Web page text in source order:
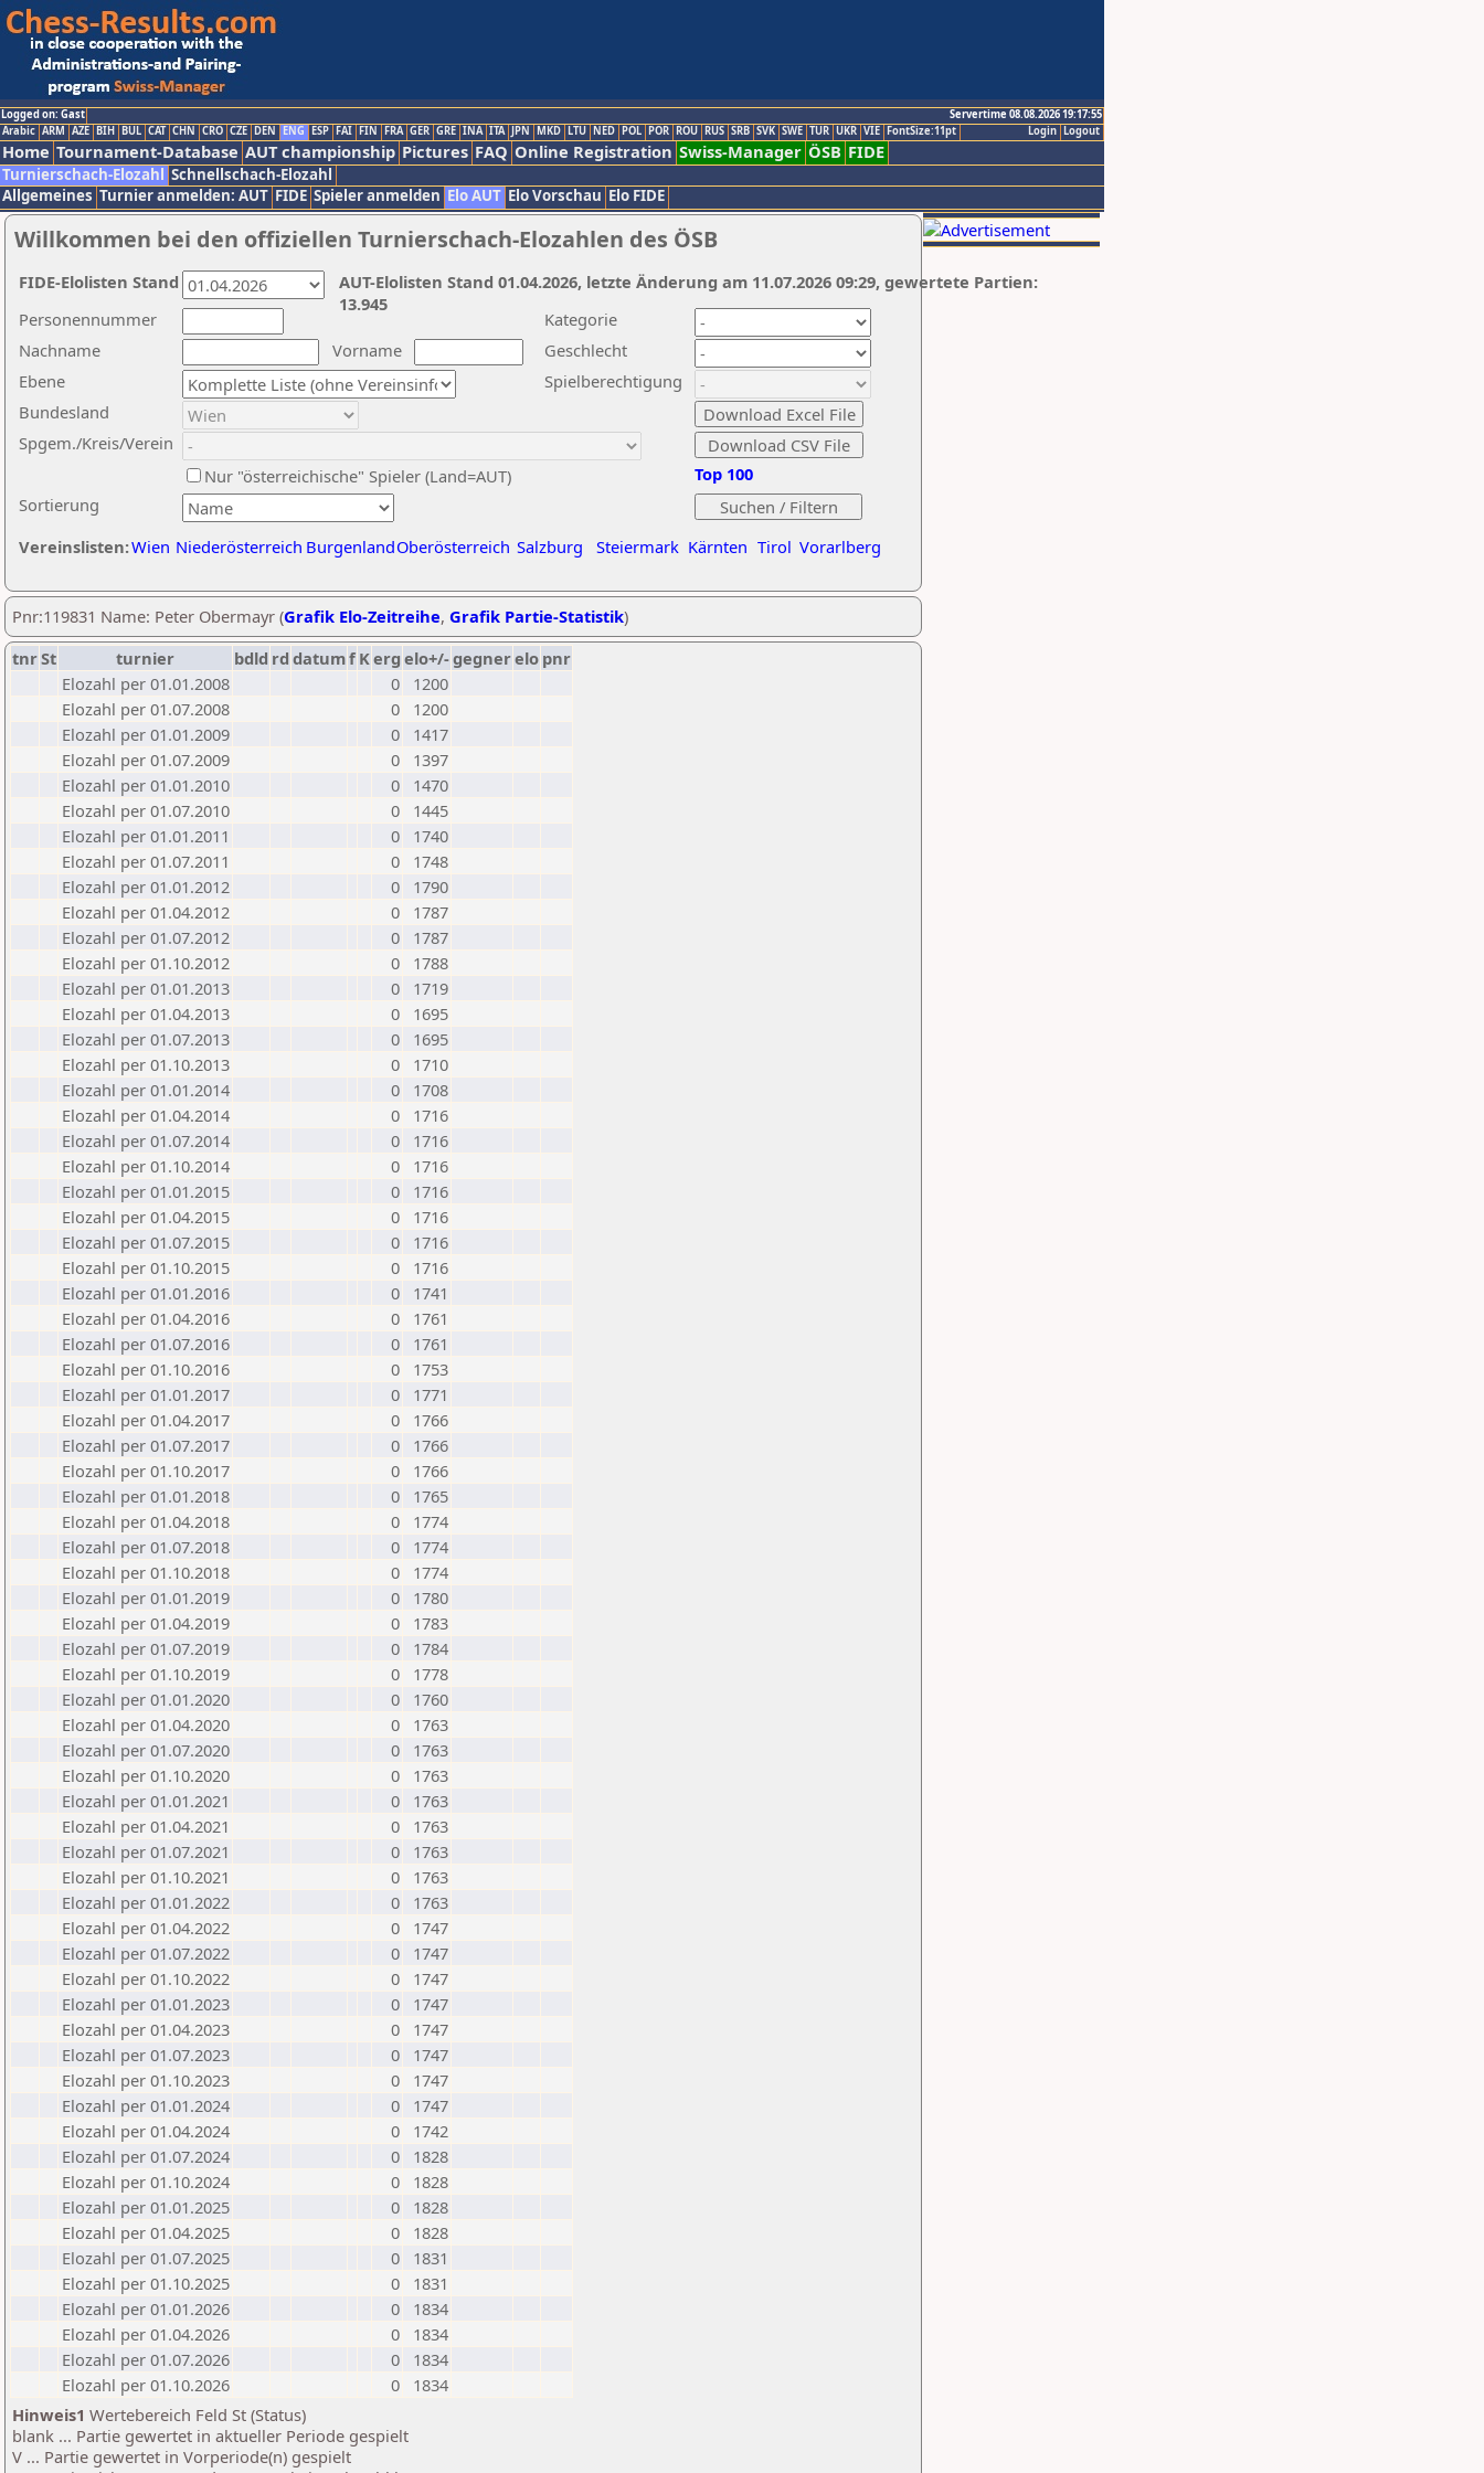
Logged on: Gast
Servertime 08.08.2026 19:17:55
Logout
Login
Arabic ARM AZE BIH BUL CAT CHN CRO CZE DEN ENG ESP FAI FIN FRA GER GRE INA ITA JPN MKD LTU NED POL POR ROU RUS SRB SVK SWE TUR UKR VIE FontSize:11pt
Home Tournament-Database AUT championship Pictures FAQ Online Registration Swiss-Manager ÖSB FIDE
Turnierschach-Elozahl Schnellschach-Elozahl
Allgemeines Turnier anmelden: AUT FIDE Spieler anmelden Elo AUT Elo Vorschau Elo FIDE
Willkommen bei den offiziellen Turnierschach-Elozahlen des ÖSB
Nachname
Vorname
Ebene
Kategorie
Sortierung
Personennummer
Bundesland
Spgem./Kreis/Verein
Geschlecht
Nur "österreichische" Spieler (Land=AUT)
Spielberechtigung
Vereinslisten:Wien Niederösterreich BurgenlandOberösterreich Salzburg Steiermark Kärnten Tirol Vorarlberg
Top 100
AUT-Elolisten Stand 01.04.2026, letzte Änderung am 11.07.2026 09:29, gewertete Partien:
13.945
FIDE-Elolisten Stand
Pnr:119831 Name: Peter Obermayr (Grafik Elo-Zeitreihe, Grafik Partie-Statistik)
tnrSt turnier bdld rd datumf Kerg elo+/-gegnerelo pnr
Elozahl per 01.01.2008
0
1200
Elozahl per 01.07.2008
0
1200
Elozahl per 01.01.2009
0
1417
Elozahl per 01.07.2009
0
1397
Elozahl per 01.01.2010
0
1470
Elozahl per 01.07.2010
0
1445
Elozahl per 01.01.2011
0
1740
Elozahl per 01.07.2011
0
1748
Elozahl per 01.01.2012
0
1790
Elozahl per 01.04.2012
0
1787
Elozahl per 01.07.2012
0
1787
Elozahl per 01.10.2012
0
1788
Elozahl per 01.01.2013
0
1719
Elozahl per 01.04.2013
0
1695
Elozahl per 01.07.2013
0
1695
Elozahl per 01.10.2013
0
1710
Elozahl per 01.01.2014
0
1708
Elozahl per 01.04.2014
0
1716
Elozahl per 01.07.2014
0
1716
Elozahl per 01.10.2014
0
1716
Elozahl per 01.01.2015
0
1716
Elozahl per 01.04.2015
0
1716
Elozahl per 01.07.2015
0
1716
Elozahl per 01.10.2015
0
1716
Elozahl per 01.01.2016
0
1741
Elozahl per 01.04.2016
0
1761
Elozahl per 01.07.2016
0
1761
Elozahl per 01.10.2016
0
1753
Elozahl per 01.01.2017
0
1771
Elozahl per 01.04.2017
0
1766
Elozahl per 01.07.2017
0
1766
Elozahl per 01.10.2017
0
1766
Elozahl per 01.01.2018
0
1765
Elozahl per 01.04.2018
0
1774
Elozahl per 01.07.2018
0
1774
Elozahl per 01.10.2018
0
1774
Elozahl per 01.01.2019
0
1780
Elozahl per 01.04.2019
0
1783
Elozahl per 01.07.2019
0
1784
Elozahl per 01.10.2019
0
1778
Elozahl per 01.01.2020
0
1760
Elozahl per 01.04.2020
0
1763
Elozahl per 01.07.2020
0
1763
Elozahl per 01.10.2020
0
1763
Elozahl per 01.01.2021
0
1763
Elozahl per 01.04.2021
0
1763
Elozahl per 01.07.2021
0
1763
Elozahl per 01.10.2021
0
1763
Elozahl per 01.01.2022
0
1763
Elozahl per 01.04.2022
0
1747
Elozahl per 01.07.2022
0
1747
Elozahl per 01.10.2022
0
1747
Elozahl per 01.01.2023
0
1747
Elozahl per 01.04.2023
0
1747
Elozahl per 01.07.2023
0
1747
Elozahl per 01.10.2023
0
1747
Elozahl per 01.01.2024
0
1747
Elozahl per 01.04.2024
0
1742
Elozahl per 01.07.2024
0
1828
Elozahl per 01.10.2024
0
1828
Elozahl per 01.01.2025
0
1828
Elozahl per 01.04.2025
0
1828
Elozahl per 01.07.2025
0
1831
Elozahl per 01.10.2025
0
1831
Elozahl per 01.01.2026
0
1834
Elozahl per 01.04.2026
0
1834
Elozahl per 01.07.2026
0
1834
Elozahl per 01.10.2026
0
1834
Hinweis1 Wertebereich Feld St (Status)
blank ... Partie gewertet in aktueller Periode gespielt
V ... Partie gewertet in Vorperiode(n) gespielt